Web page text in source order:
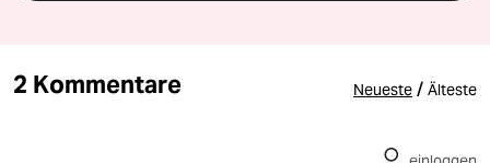
2 Kommentare Neueste / Älteste